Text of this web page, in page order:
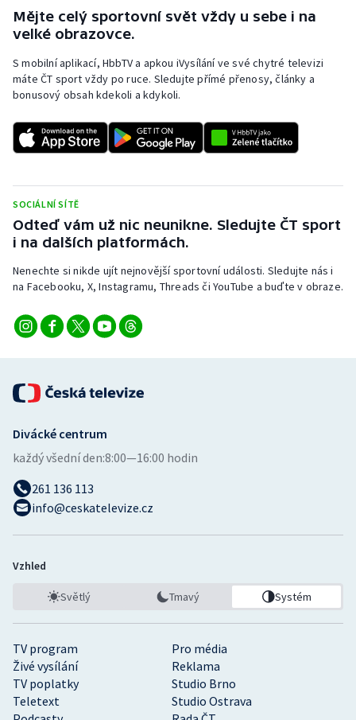
Mějte celý sportovní svět vždy u sebe i na
velké obrazovce.
S mobilní aplikací, HbbTV a apkou iVysílání ve své chytré televizi
máte ČT sport vždy po ruce. Sledujte přímé přenosy, články a
bonusový obsah kdekoli a kdykoli.
SOCIÁLNÍ SÍTĚ
Odteď vám už nic neunikne. Sledujte ČT sport
i na dalších platformách.
Nenechte si nikde ujít nejnovější sportovní události. Sledujte nás i
na Facebooku, X, Instagramu, Threads či YouTube a buďte v obraze.
TV program
Pro média
Živé vysílání
Reklama
TV poplatky
Studio Brno
Teletext
Studio Ostrava
Divácké centrum
každý všední den:8:00—16:00 hodin
261 136 113
info@ceskatelevize.cz
Vzhled
Světlý Tmavý Systém